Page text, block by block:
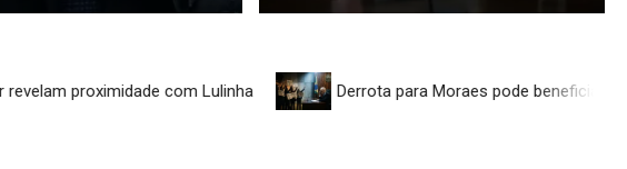
com Lulinha Derrota para Moraes pode beneficiar os